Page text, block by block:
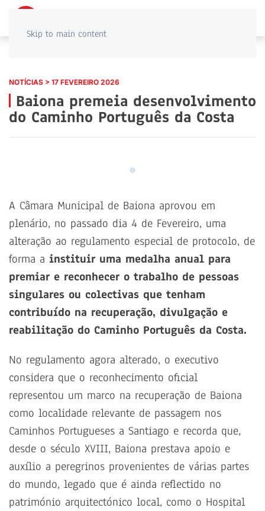
Skip to main content
NOTÍCIAS > 17 FEVEREIRO 2026
Baiona premeia desenvolvimento
do Caminho Português da Costa
A Câmara Municipal de Baiona aprovou em
plenário, no passado dia 4 de Fevereiro, uma
alteração ao regulamento especial de protocolo, de
forma a instituir uma medalha anual para
premiar e reconhecer o trabalho de pessoas
singulares ou colectivas que tenham
contribuído na recuperação, divulgação e
reabilitação do Caminho Português da Costa.
No regulamento agora alterado, o executivo
considera que o reconhecimento oficial
representou um marco na recuperação de Baiona
como localidade relevante de passagem nos
Caminhos Portugueses a Santiago e recorda que,
desde o século XVIII, Baiona prestava apoio e
auxílio a peregrinos provenientes de várias partes
do mundo, legado que é ainda reflectido no
património arquitectónico local, como o Hospital